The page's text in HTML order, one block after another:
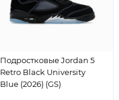
Подростковые Jordan 5
Retro Black University
Blue (2026) (GS)